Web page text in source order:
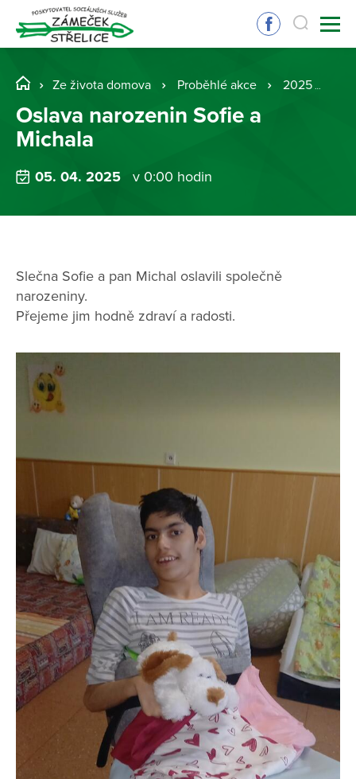
Ze života domova Proběhlé akce 2025
Oslava narozenin Sofie a
Michala
05. 04. 2025 v 0:00 hodin
Slečna Sofie a pan Michal oslavili společně
narozeniny.
Přejeme jim hodně zdraví a radosti.